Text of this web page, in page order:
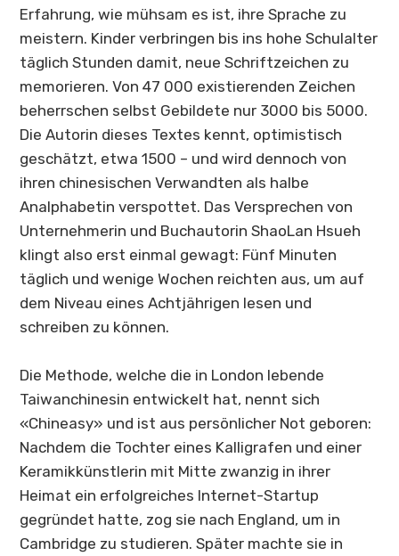
Erfahrung, wie mühsam es ist, ihre Sprache zu
meistern. Kinder verbringen bis ins hohe Schulalter
täglich Stunden damit, neue Schriftzeichen zu
memorieren. Von 47 000 existierenden Zeichen
beherrschen selbst Gebildete nur 3000 bis 5000.
Die Autorin dieses Textes kennt, optimistisch
geschätzt, etwa 1500 – und wird dennoch von
ihren chinesischen Verwandten als halbe
Analphabetin verspottet. Das Versprechen von
Unternehmerin und Buchautorin ShaoLan Hsueh
klingt also erst einmal gewagt: Fünf Minuten
täglich und wenige Wochen reichten aus, um auf
dem Niveau eines Achtjährigen lesen und
schreiben zu können.
Die Methode, welche die in London lebende
Taiwanchinesin entwickelt hat, nennt sich
«Chineasy» und ist aus persönlicher Not geboren:
Nachdem die Tochter eines Kalligrafen und einer
Keramikkünstlerin mit Mitte zwanzig in ihrer
Heimat ein erfolgreiches Internet-Startup
gegründet hatte, zog sie nach England, um in
Cambridge zu studieren. Später machte sie in